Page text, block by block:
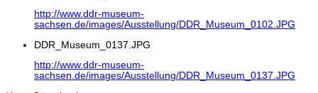
http://www.ddr-museum-
sachsen.de/images/Ausstellung/DDR_Museum_0102.JPG
DDR_Museum_0137.JPG
http://www.ddr-museum-
sachsen.de/images/Ausstellung/DDR_Museum_0137.JPG